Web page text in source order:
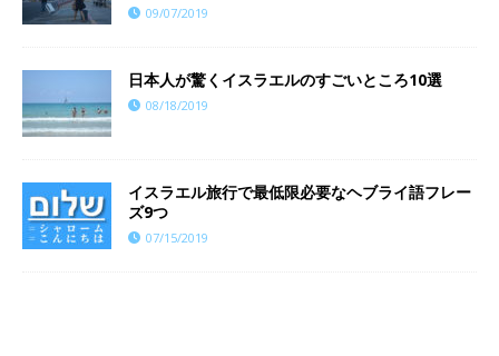
09/07/2019
日本人が驚くイスラエルのすごいところ10選
08/18/2019
イスラエル旅行で最低限必要なヘブライ語フレー
ズ9つ
07/15/2019